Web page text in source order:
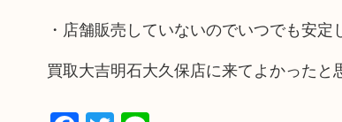
・店舗販売していないのでいつでも安定
買取大吉明石大久保店に来てよかった